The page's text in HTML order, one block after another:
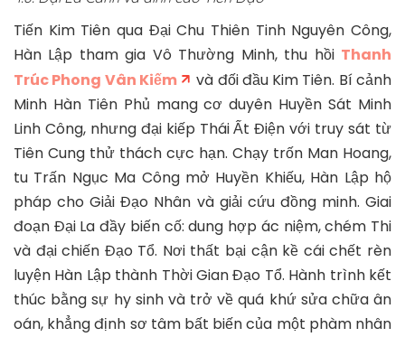
Tiến Kim Tiên qua Đại Chu Thiên Tinh Nguyên Công,
Hàn Lập tham gia Vô Thường Minh, thu hồi Thanh
Trúc Phong Vân Kiếm
và đối đầu Kim Tiên. Bí cảnh
Minh Hàn Tiên Phủ mang cơ duyên Huyền Sát Minh
Linh Công, nhưng đại kiếp Thái Ất Điện với truy sát từ
Tiên Cung thử thách cực hạn. Chạy trốn Man Hoang,
tu Trấn Ngục Ma Công mở Huyền Khiếu, Hàn Lập hộ
pháp cho Giải Đạo Nhân và giải cứu đồng minh. Giai
đoạn Đại La đầy biến cố: dung hợp ác niệm, chém Thi
và đại chiến Đạo Tổ. Nơi thất bại cận kề cái chết rèn
luyện Hàn Lập thành Thời Gian Đạo Tổ. Hành trình kết
thúc bằng sự hy sinh và trở về quá khứ sửa chữa ân
oán, khẳng định sơ tâm bất biến của một phàm nhân